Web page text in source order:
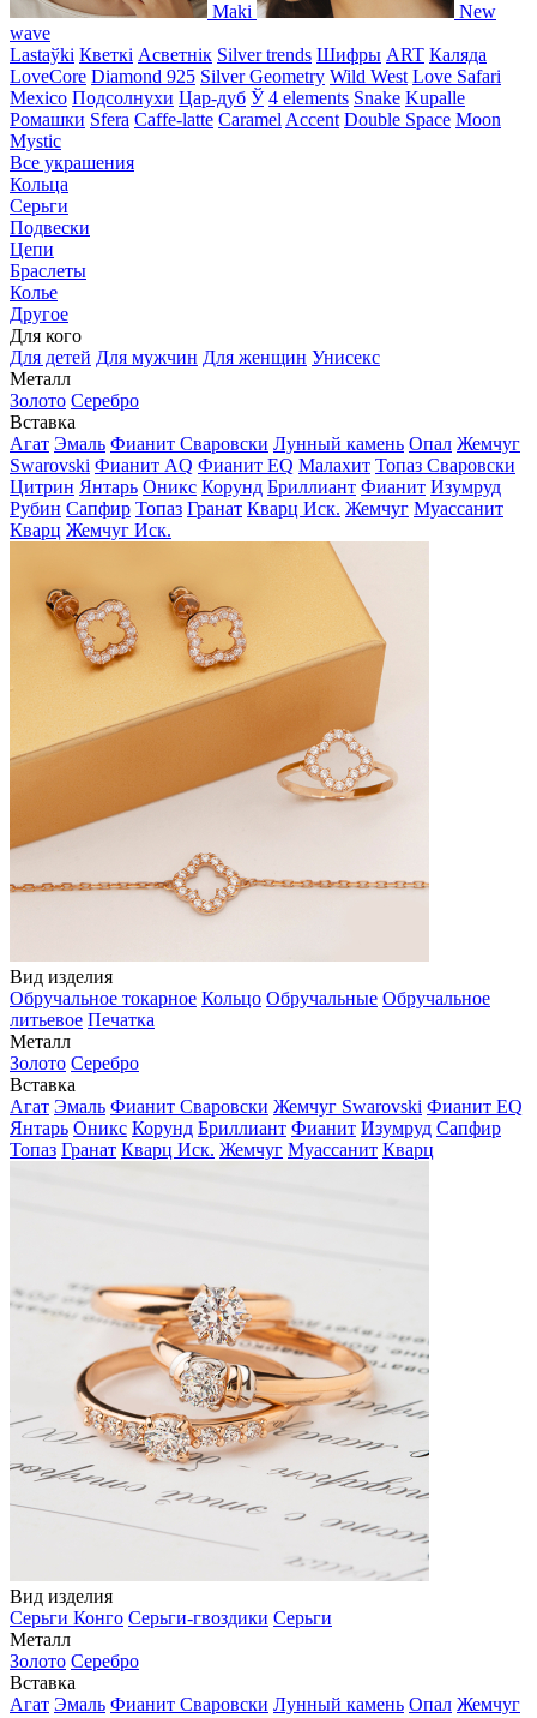
Maki
New
wave
Lastaўki Кветкі Асветнiк Silver trends Шифры ART Каляда
LoveCore Diamond 925 Silver Geometry Wild West Love Safari
Mexico Подсолнухи Цар-дуб Ў 4 elements Snake Kupalle
Ромашки Sfera Caffe-latte Caramel Accent Double Space Moon
Mystic
Все украшения
Кольца
Серьги
Подвески
Цепи
Браслеты
Колье
Другое
Для кого
Для детей Для мужчин Для женщин Унисекс
Металл
Золото Серебро
Вставка
Агат Эмаль Фианит Сваровски Лунный камень Опал Жемчуг
Swarovski Фианит AQ Фианит EQ Малахит Топаз Сваровски
Цитрин Янтарь Оникс Корунд Бриллиант Фианит Изумруд
Рубин Сапфир Топаз Гранат Кварц Иск. Жемчуг Муассанит
Кварц Жемчуг Иск.
Вид изделия
Обручальное токарное Кольцо Обручальные Обручальное
литьевое Печатка
Металл
Золото Серебро
Вставка
Агат Эмаль Фианит Сваровски Жемчуг Swarovski Фианит EQ
Янтарь Оникс Корунд Бриллиант Фианит Изумруд Сапфир
Топаз Гранат Кварц Иск. Жемчуг Муассанит Кварц
Вид изделия
Серьги Конго Серьги-гвоздики Серьги
Металл
Золото Серебро
Вставка
Агат Эмаль Фианит Сваровски Лунный камень Опал Жемчуг